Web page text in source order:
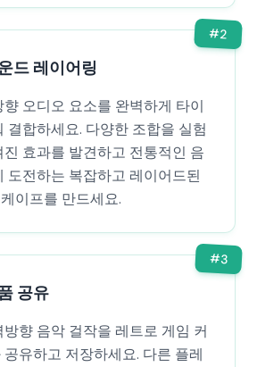
#2
드 레이어링
향 오디오 요소를 완벽하게 타이
결합하세요. 다양한 조합을 실험
효과를 발견하고 전통적인 음
도전하는 복잡하고 레이어드된
이프를 만드세요.
#3
공유
방향 음악 걸작을 레트로 게임 커
공유하고 저장하세요. 다른 플레